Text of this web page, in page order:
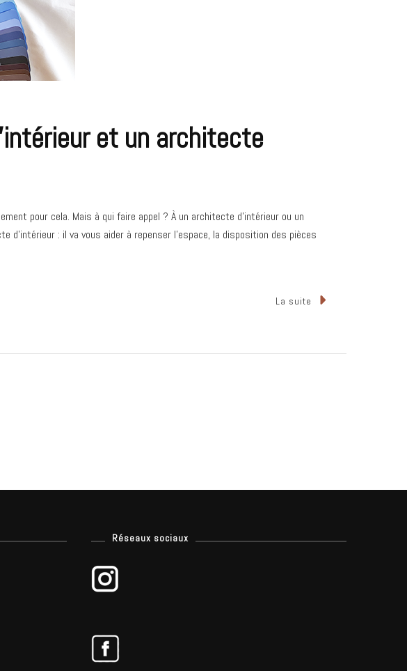
et un architecte
pour cela. Mais à qui faire appel ? À un architecte d’intérieur ou un
d’intérieur : il va vous aider à repenser l’espace, la disposition des pièces
La suite
Réseaux sociaux